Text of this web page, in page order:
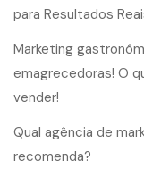
para Resultados
Marketing
emagrecedoras! O
vender!
Qual agência de
recomenda?